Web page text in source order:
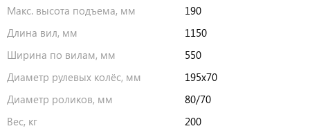
Макс. высота подъема, мм
190
Длина вил, мм
1150
Ширина по вилам, мм
550
Диаметр рулевых колёс, мм
195х70
Диаметр роликов, мм
80/70
Вес, кг
200